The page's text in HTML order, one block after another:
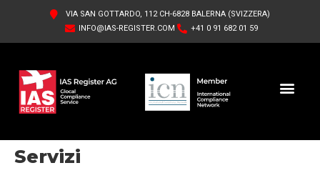
VIA SAN GOTTARDO, 112 CH-6828 BALERNA (SVIZZERA)
INFO@IAS-REGISTER.COM
+41 0 91 682 01 59
Servizi